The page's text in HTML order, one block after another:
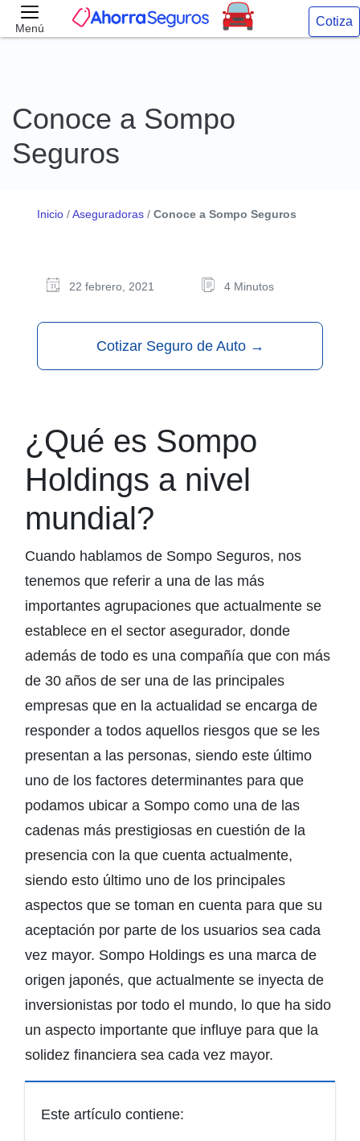
Menú Cotiza
Conoce a Sompo
Seguros
Inicio /Aseguradoras / Conoce a Sompo Seguros
22 febrero, 2021 4 Minutos
Cotizar Seguro de Auto →
¿Qué es Sompo
Holdings a nivel
mundial?
Cuando hablamos de Sompo Seguros, nos
tenemos que referir a una de las más
importantes agrupaciones que actualmente se
establece en el sector asegurador, donde
además de todo es una compañía que con más
de 30 años de ser una de las principales
empresas que en la actualidad se encarga de
responder a todos aquellos riesgos que se les
presentan a las personas, siendo este último
uno de los factores determinantes para que
podamos ubicar a Sompo como una de las
cadenas más prestigiosas en cuestión de la
presencia con la que cuenta actualmente,
siendo esto último uno de los principales
aspectos que se toman en cuenta para que su
aceptación por parte de los usuarios sea cada
vez mayor. Sompo Holdings es una marca de
origen japonés, que actualmente se inyecta de
inversionistas por todo el mundo, lo que ha sido
un aspecto importante que influye para que la
solidez financiera sea cada vez mayor.
Este artículo contiene: